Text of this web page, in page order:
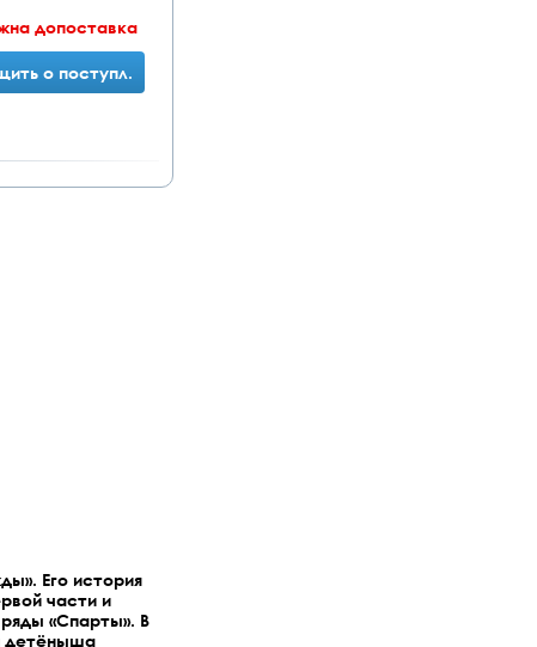
допоставка
о поступл.
Его история
части и
«Спарты». В
детёныша